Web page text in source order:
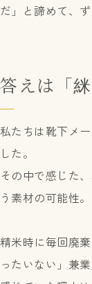
だ」と諦めて、
答えは「
私たちは靴下メ
した。
その中で感じた
う素材の可能性。
精米時に毎回廃
ったいない」兼